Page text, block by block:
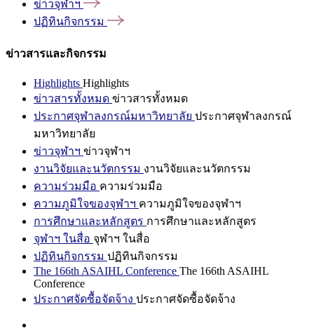
ข่าวจุฬาฯ
ปฏิทินกิจกรรม
ข่าวสารและกิจกรรม
Highlights Highlights
ข่าวสารทั้งหมด ข่าวสารทั้งหมด
ประกาศจุฬาลงกรณ์มหาวิทยาลัย ประกาศจุฬาลงกรณ์
มหาวิทยาลัย
ข่าวจุฬาฯ ข่าวจุฬาฯ
งานวิจัยและนวัตกรรม งานวิจัยและนวัตกรรม
ความร่วมมือ ความร่วมมือ
ความภูมิใจของจุฬาฯ ความภูมิใจของจุฬาฯ
การศึกษาและหลักสูตร การศึกษาและหลักสูตร
จุฬาฯ ในสื่อ จุฬาฯ ในสื่อ
ปฏิทินกิจกรรม ปฏิทินกิจกรรม
The 166th ASAIHL Conference The 166th ASAIHL
Conference
ประกาศจัดซื้อจัดจ้าง ประกาศจัดซื้อจัดจ้าง